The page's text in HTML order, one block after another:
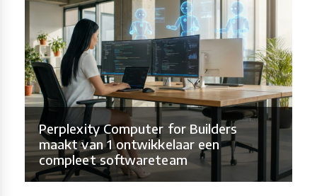
Perplexity Computer for Builders
maakt van 1 ontwikkelaar een
compleet softwareteam